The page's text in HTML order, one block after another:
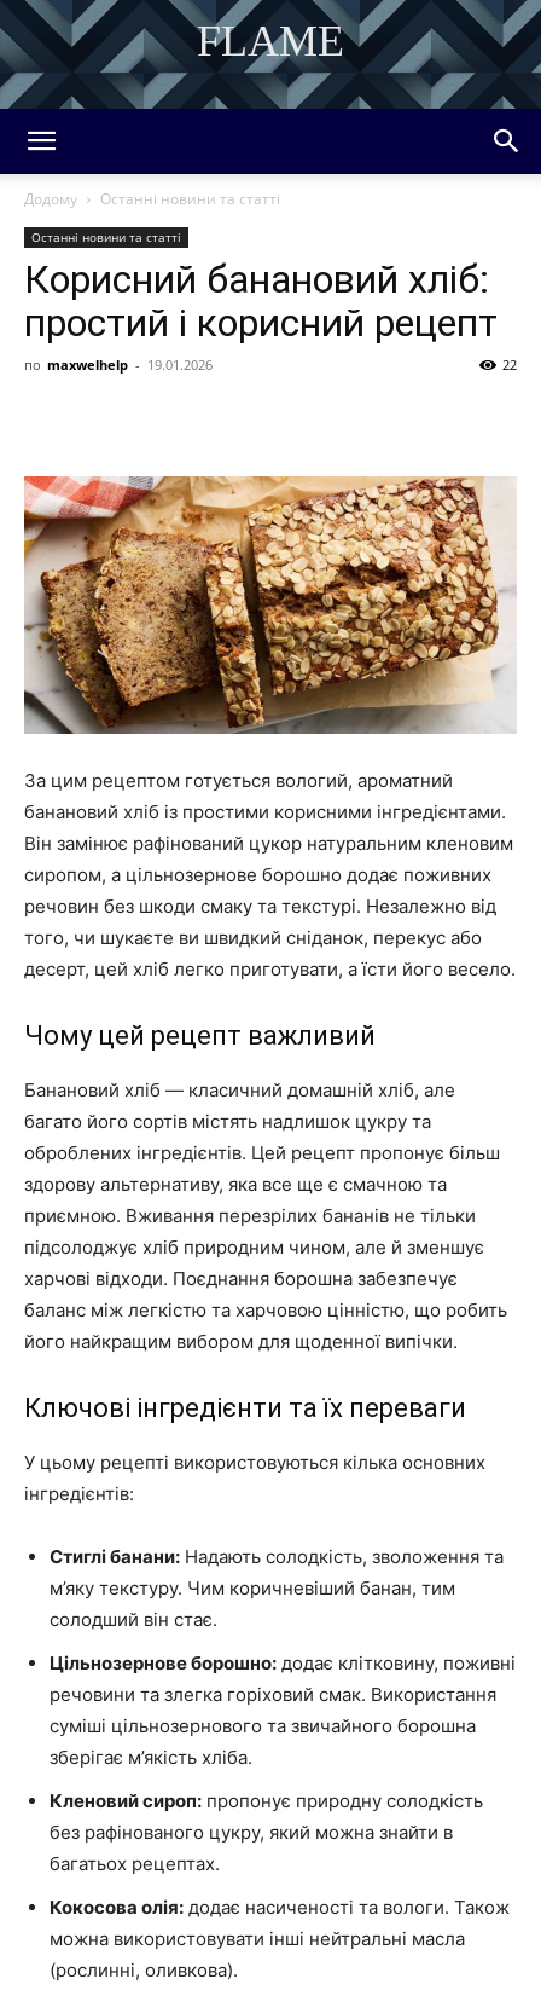
FLAME
DISCOVER THE ART OF PUBLISHING
Додому Останні новини та статті
Останні новини та статті
Корисний банановий хліб:
простий і корисний рецепт
по maxwelhelp - 19.01.2026 22
За цим рецептом готується вологий, ароматний
банановий хліб із простими корисними інгредієнтами.
Він замінює рафінований цукор натуральним кленовим
сиропом, а цільнозернове борошно додає поживних
речовин без шкоди смаку та текстурі. Незалежно від
того, чи шукаєте ви швидкий сніданок, перекус або
десерт, цей хліб легко приготувати, а їсти його весело.
Чому цей рецепт важливий
Банановий хліб — класичний домашній хліб, але
багато його сортів містять надлишок цукру та
оброблених інгредієнтів. Цей рецепт пропонує більш
здорову альтернативу, яка все ще є смачною та
приємною. Вживання перезрілих бананів не тільки
підсолоджує хліб природним чином, але й зменшує
харчові відходи. Поєднання борошна забезпечує
баланс між легкістю та харчовою цінністю, що робить
його найкращим вибором для щоденної випічки.
Ключові інгредієнти та їх переваги
У цьому рецепті використовуються кілька основних
інгредієнтів:
Стиглі банани: Надають солодкість, зволоження та
м’яку текстуру. Чим коричневіший банан, тим
солодший він стає.
Цільнозернове борошно: додає клітковину, поживні
речовини та злегка горіховий смак. Використання
суміші цільнозернового та звичайного борошна
зберігає м’якість хліба.
Кленовий сироп: пропонує природну солодкість
без рафінованого цукру, який можна знайти в
багатьох рецептах.
Кокосова олія: додає насиченості та вологи. Також
можна використовувати інші нейтральні масла
(рослинні, оливкова).